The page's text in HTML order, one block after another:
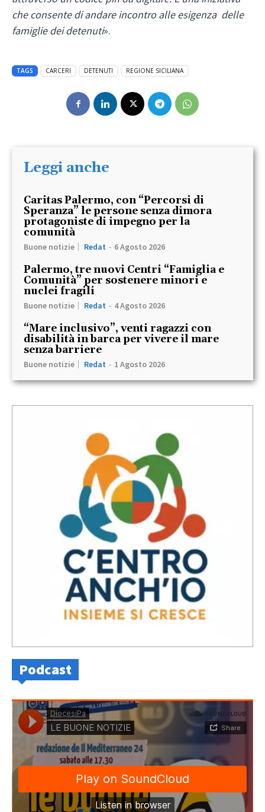
che consente di andare incontro alle esigenza delle
famiglie dei detenuti».
TAGS CARCERI DETENUTI REGIONE SICILIANA
Leggi anche
Caritas Palermo, con “Percorsi di
Speranza” le persone senza dimora
protagoniste di impegno per la
comunità
Buone notizie Redat - 6 Agosto 2026
Palermo, tre nuovi Centri “Famiglia e
Comunità” per sostenere minori e
nuclei fragili
Buone notizie Redat - 4 Agosto 2026
“Mare inclusivo”, venti ragazzi con
disabilità in barca per vivere il mare
senza barriere
Buone notizie Redat - 1 Agosto 2026
Podcast